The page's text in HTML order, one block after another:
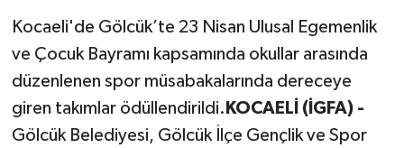
Kocaeli'de Gölcük’te 23 Nisan Ulusal Egemenlik
ve Çocuk Bayramı kapsamında okullar arasında
düzenlenen spor müsabakalarında dereceye
giren takımlar ödüllendirildi. KOCAELİ (İGFA) -
Gölcük Belediyesi, Gölcük İlçe Gençlik ve Spor